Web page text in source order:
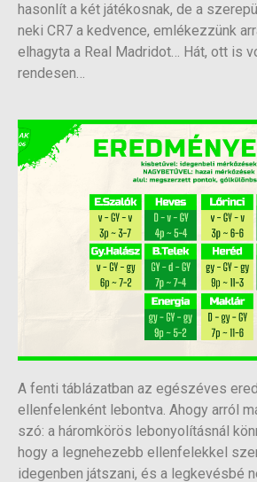
hasonlít a két játékosnak, de a
neki CR7 a kedvence, emlékezzünk
elhagyta a Real Madridot… Hát, ott is
rendesen…
A fenti táblázatban az egészéves
ellenfelenként lebontva. Ahogy arról
szó: a háromkörös lebonyolításnál
hogy a legnehezebb ellenfelekkel
idegenben játszani, és a legkevésbé